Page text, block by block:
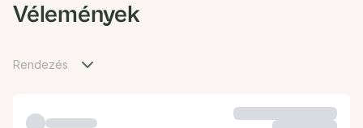
Vélemények
Rendezés